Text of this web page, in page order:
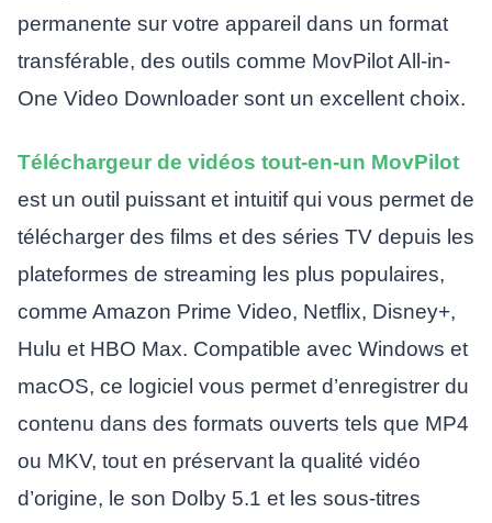
permanente sur votre appareil dans un format
transférable, des outils comme MovPilot All-in-
One Video Downloader sont un excellent choix.
Téléchargeur de vidéos tout-en-un MovPilot
est un outil puissant et intuitif qui vous permet de
télécharger des films et des séries TV depuis les
plateformes de streaming les plus populaires,
comme Amazon Prime Video, Netflix, Disney+,
Hulu et HBO Max. Compatible avec Windows et
macOS, ce logiciel vous permet d’enregistrer du
contenu dans des formats ouverts tels que MP4
ou MKV, tout en préservant la qualité vidéo
d’origine, le son Dolby 5.1 et les sous-titres